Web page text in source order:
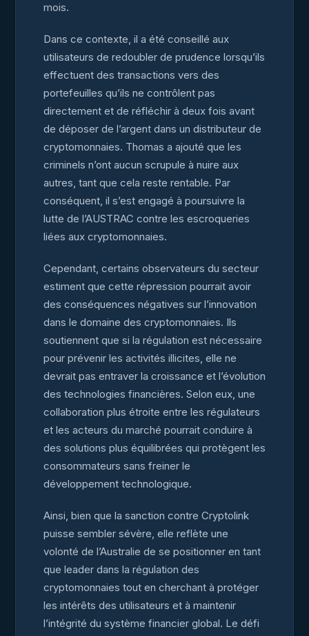
mois.
Dans ce contexte, il a été conseillé aux
utilisateurs de redoubler de prudence lorsqu’ils
effectuent des transactions vers des
portefeuilles qu’ils ne contrôlent pas
directement et de réfléchir à deux fois avant
de déposer de l’argent dans un distributeur de
cryptomonnaies. Thomas a ajouté que les
criminels n’ont aucun scrupule à nuire aux
autres, tant que cela reste rentable. Par
conséquent, il s’est engagé à poursuivre la
lutte de l’AUSTRAC contre les escroqueries
liées aux cryptomonnaies.
Cependant, certains observateurs du secteur
estiment que cette répression pourrait avoir
des conséquences négatives sur l’innovation
dans le domaine des cryptomonnaies. Ils
soutiennent que si la régulation est nécessaire
pour prévenir les activités illicites, elle ne
devrait pas entraver la croissance et l’évolution
des technologies financières. Selon eux, une
collaboration plus étroite entre les régulateurs
et les acteurs du marché pourrait conduire à
des solutions plus équilibrées qui protègent les
consommateurs sans freiner le
développement technologique.
Ainsi, bien que la sanction contre Cryptolink
puisse sembler sévère, elle reflète une
volonté de l’Australie de se positionner en tant
que leader dans la régulation des
cryptomonnaies tout en cherchant à protéger
les intérêts des utilisateurs et à maintenir
l’intégrité du système financier global. Le défi